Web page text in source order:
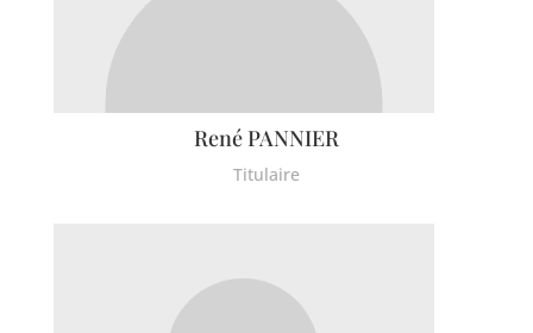
Theuville
René PANNIER
Titulaire